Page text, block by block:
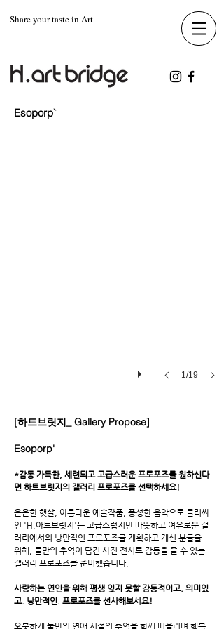
Share your taste in Art
Esoporp`
1/19
[하트브릿지_ Gallery Propose]
Esoporp'
*감동 가득한, 세련되고 고급스러운 프로포즈를 원하신다
면 하트브릿지의 갤러리 프로포즈를 선택하세요!
은은한 햇살, 아름다운 예술작품, 풍성한 음악으로 둘러싸
인 'H.아트브릿지'는 고급스럽지만 따뜻하고 여유로운 갤
러리에서의 낭만적인 프로포즈를 계획하고 계신 분들을
위해, 둘만의 추억이 담긴 사진 전시로 감동을 줄 수 있는
갤러리 프로포즈를 준비했습니다.
사랑하는 연인을 위해 평생 잊지 못할 감동적이고. 의미있
고. 낭만적인. 프로포즈를 선사해보세요!
오붓하게 둘만의 연애 시절의 추억을 함께 떠올리며 행복